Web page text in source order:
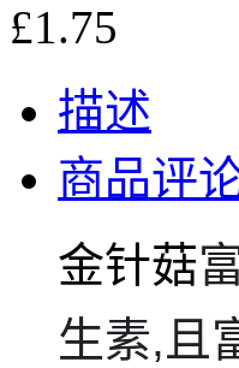
£1.75
描述
商品评
金针菇
生素,且